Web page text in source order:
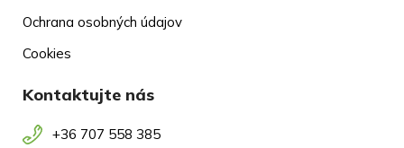
Ochrana osobných údajov
Cookies
Kontaktujte nás
+36 707 558 385